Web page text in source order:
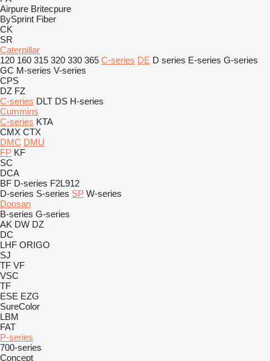
Airpure Britecpure
BySprint Fiber
CK
SR
Caterpillar
120 160 315 320 330 365 C-series DE D series E-series G-series
GC M-series V-series
CPS
DZ FZ
C-series DLT DS H-series
Cummins
C-series KTA
CMX CTX
DMC DMU
FP KF
SC
DCA
BF D-series F2L912
D-series S-series SP W-series
Doosan
B-series G-series
AK DW DZ
DC
LHF ORIGO
SJ
TF VF
VSC
TF
ESE EZG
SureColor
LBM
FAT
P-series
700-series
Concept